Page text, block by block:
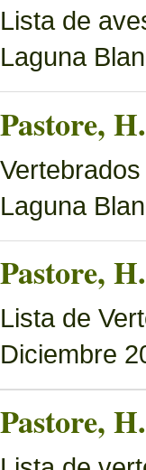
Lista de
Laguna
Pastore,
Laguna
Pastore,
Lista de
Diciembre
Pastore,